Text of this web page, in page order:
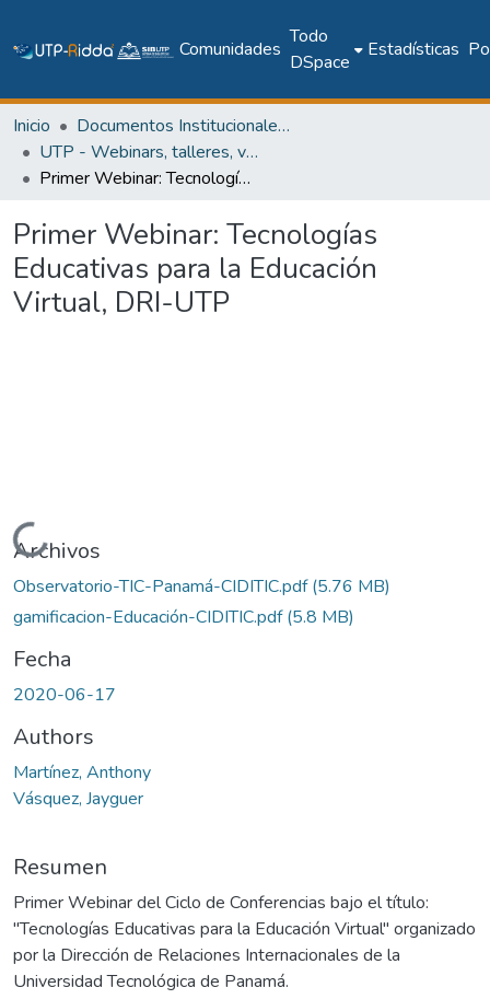
Comunidades
Todo
DSpace
Estadísticas
Inicio
Documentos Institucionales y Memoria Universitaria
UTP - Webinars, talleres, videoconferencias y cápsulas institucionales
Primer Webinar: Tecnologías Educativas para la Educación Virtual, DRI-UTP
Primer Webinar: Tecnologías
Educativas para la Educación
Virtual, DRI-UTP
Cargando...
Archivos
Observatorio-TIC-Panamá-CIDITIC.pdf(5.76 MB)
gamificacion-Educación-CIDITIC.pdf(5.8 MB)
Fecha
2020-06-17
Authors
Martínez, Anthony
Vásquez, Jayguer
Resumen
Primer Webinar del Ciclo de Conferencias bajo el título:
"Tecnologías Educativas para la Educación Virtual" organizado
por la Dirección de Relaciones Internacionales de la
Universidad Tecnológica de Panamá.